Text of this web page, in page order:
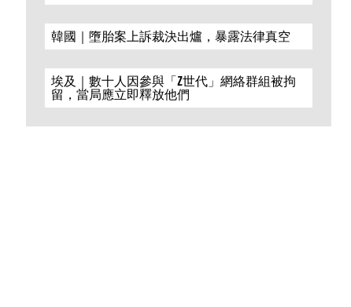
韓國｜墮胎案上訴裁決出爐，暴露法律真空
埃及｜數十人因參與「Z世代」網絡群組被拘
留，當局應立即釋放他們